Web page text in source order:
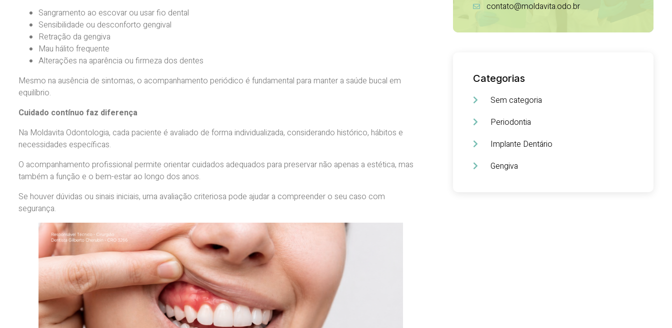
Sangramento ao escovar ou usar fio dental
Sensibilidade ou desconforto gengival
Retração da gengiva
Mau hálito frequente
Alterações na aparência ou firmeza dos dentes
Mesmo na ausência de sintomas, o acompanhamento periódico é fundamental para manter a saúde bucal em
equilíbrio.
Cuidado contínuo faz diferença
Na Moldavita Odontologia, cada paciente é avaliado de forma individualizada, considerando histórico, hábitos e
necessidades específicas.
O acompanhamento profissional permite orientar cuidados adequados para preservar não apenas a estética, mas
também a função e o bem-estar ao longo dos anos.
Se houver dúvidas ou sinais iniciais, uma avaliação criteriosa pode ajudar a compreender o seu caso com
segurança.
contato@moldavita.odo.br
Categorias
Sem categoria
Periodontia
Implante Dentário
Gengiva